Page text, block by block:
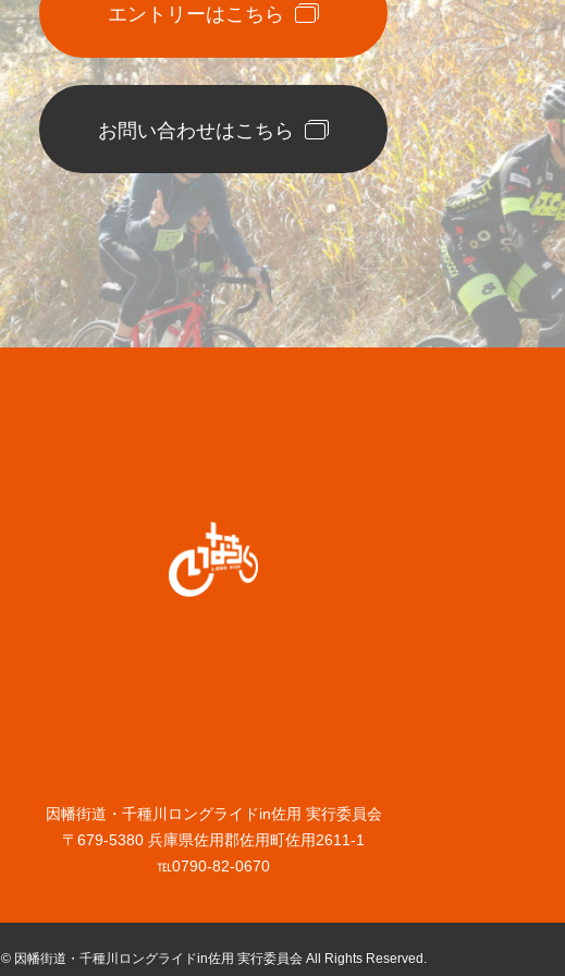
エントリーはこちら
お問い合わせはこちら
因幡街道・千種川ロングライドin佐用 実行委員会
〒679-5380 兵庫県佐用郡佐用町佐用2611-1
℡0790-82-0670
© 因幡街道・千種川ロングライドin佐用 実行委員会 All Rights Reserved.